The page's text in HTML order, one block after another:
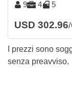
9 4 5
USD 302.96
I prezzi sono
senza preavviso.